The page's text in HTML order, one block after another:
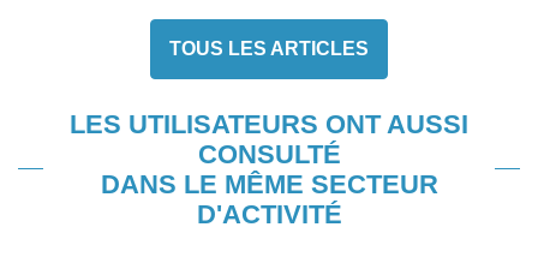
TOUS LES ARTICLES
LES UTILISATEURS ONT AUSSI
CONSULTÉ
DANS LE MÊME SECTEUR
D'ACTIVITÉ